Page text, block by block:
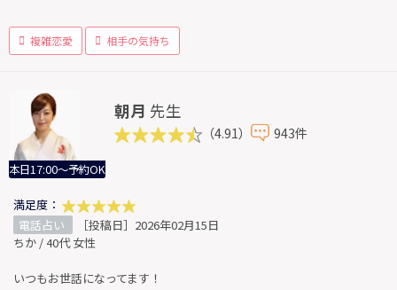
複雑恋愛 相手の気持ち
本日17:00～予約OK
朝月 先生
（4.91） 943件
満足度：
電話占い
［投稿日］2026年02月15日
ちか / 40代 女性
いつもお世話になってます！